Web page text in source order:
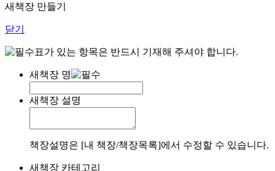
새책장 만들기
닫기
표가 있는 항목은 반드시 기재해 주셔야 합니다.
새책장 명
새책장 설명
책장설명은 [내 책장/책장목록]에서 수정할 수 있습니다.
새책장 카테고리